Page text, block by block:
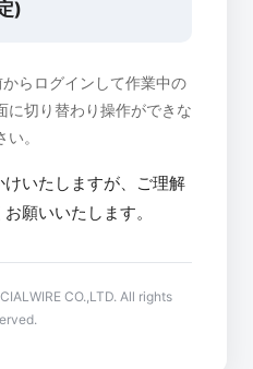
)
らログインして作業中の
に切り替わり操作ができな
。
いたしますが、ご理解
願いいたします。
CO.,LTD. All rights